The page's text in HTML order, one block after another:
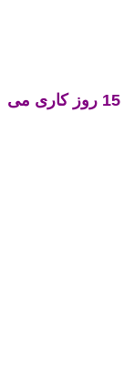
ارسال کالا جهت خریدهای اقساطی 10 الی 15 روز کاری می